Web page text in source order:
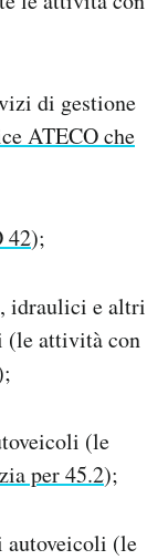
di gestione
ATECO che
42);
idraulici e altri
(le attività con
(le
per 45.2);
autoveicoli (le